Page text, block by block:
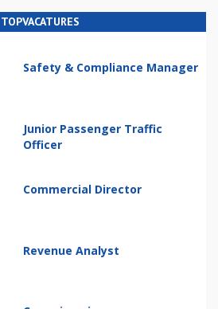
TOPVACATURES
Safety & Compliance Manager
Junior Passenger Traffic
Officer
Commercial Director
Revenue Analyst